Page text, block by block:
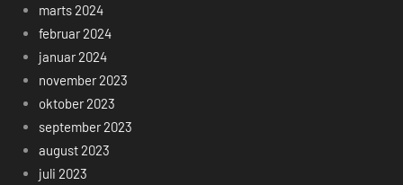
marts 2024
februar 2024
januar 2024
november 2023
oktober 2023
september 2023
august 2023
juli 2023